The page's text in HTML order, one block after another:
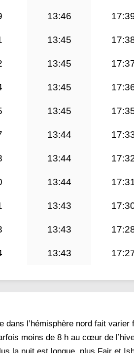
13:46
13:45
13:45
13:45
13:45
13:44
13:44
13:44
13:43
13:43
13:43
dans l’hémisphère nord fait
moins de 8 h au cœur de